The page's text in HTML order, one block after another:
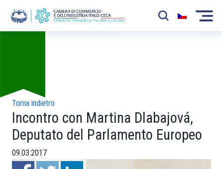
Eventi
Sviluppo Mercato
Soci
Partner
Torna indietro
Incontro con Martina Dlabajová,
Deputato del Parlamento Europeo
09.03.2017